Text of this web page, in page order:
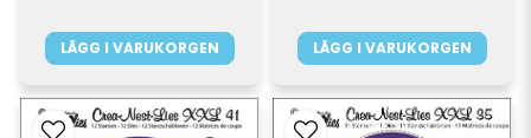
LÄGG I VARUKORGEN LÄGG I VARUKORGEN